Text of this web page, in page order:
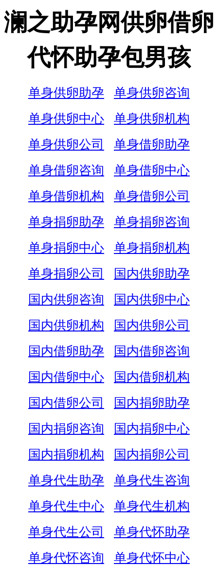
澜之助孕网供卵借卵
代怀助孕包男孩
单身供卵助孕
单身供卵咨询
单身供卵中心
单身供卵机构
单身供卵公司
单身借卵助孕
单身借卵咨询
单身借卵中心
单身借卵机构
单身借卵公司
单身捐卵助孕
单身捐卵咨询
单身捐卵中心
单身捐卵机构
单身捐卵公司
国内供卵助孕
国内供卵咨询
国内供卵中心
国内供卵机构
国内供卵公司
国内借卵助孕
国内借卵咨询
国内借卵中心
国内借卵机构
国内借卵公司
国内捐卵助孕
国内捐卵咨询
国内捐卵中心
国内捐卵机构
国内捐卵公司
单身代生助孕
单身代生咨询
单身代生中心
单身代生机构
单身代生公司
单身代怀助孕
单身代怀咨询
单身代怀中心